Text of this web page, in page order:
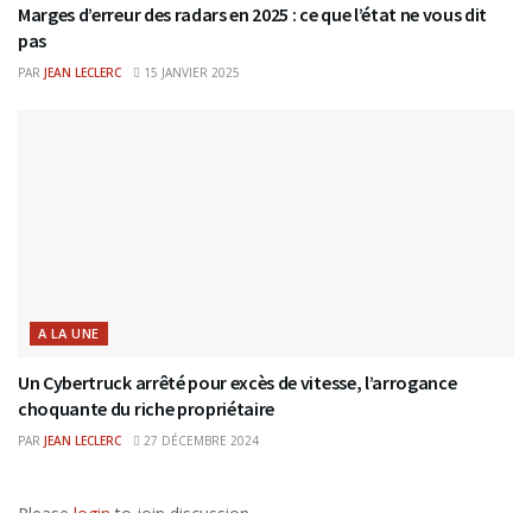
Marges d’erreur des radars en 2025 : ce que l’état ne vous dit
pas
PAR JEAN LECLERC 15 JANVIER 2025
A LA UNE
Un Cybertruck arrêté pour excès de vitesse, l’arrogance
choquante du riche propriétaire
PAR JEAN LECLERC 27 DÉCEMBRE 2024